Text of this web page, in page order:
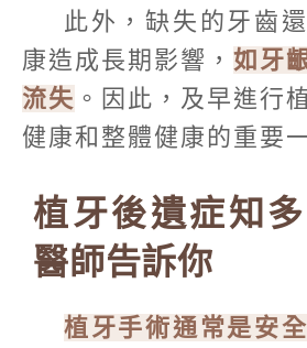
此外，缺失的牙齒
康造成長期影響， 如牙
流失 。因此，及早進行
健康和整體健康的重要
植牙後遺症知
醫師告訴你
植牙手術通常是安